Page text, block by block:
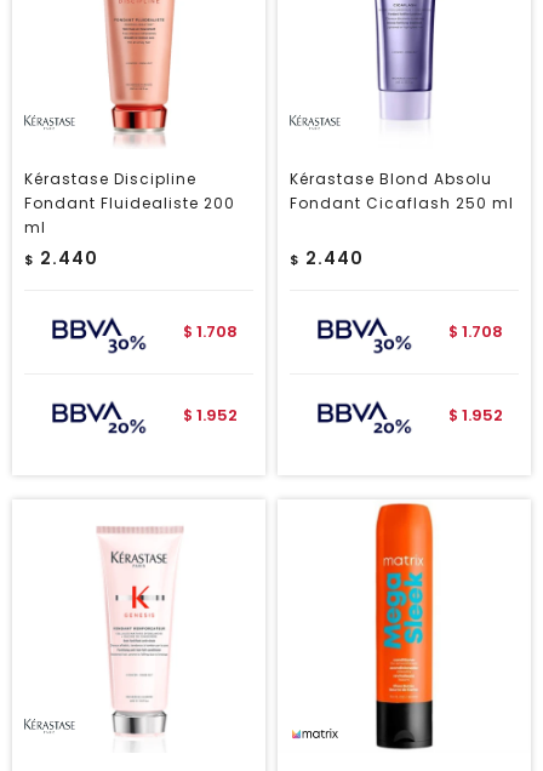
Kérastase Discipline
Fondant Fluidealiste 200
ml
$ 2.440
$ 1.708
$ 1.952
Kérastase Blond Absolu
Fondant Cicaflash 250 ml
$ 2.440
$ 1.708
$ 1.952